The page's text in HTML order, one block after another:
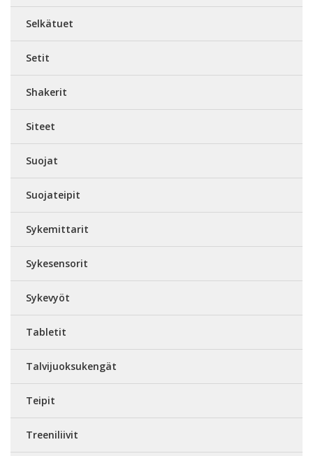
Selkätuet
Setit
Shakerit
Siteet
Suojat
Suojateipit
Sykemittarit
Sykesensorit
Sykevyöt
Tabletit
Talvijuoksukengät
Teipit
Treeniliivit